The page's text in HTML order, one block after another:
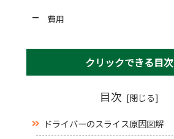
費用
クリックできる目次
目次
ドライバーのスライス原因図解